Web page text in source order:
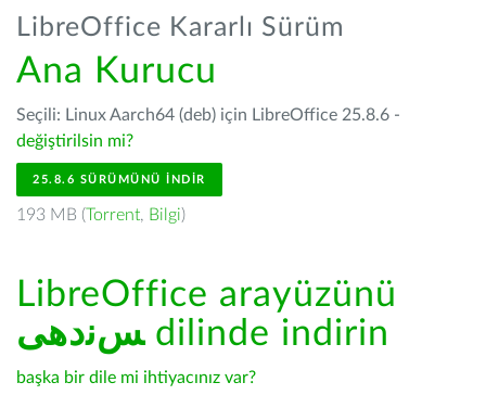
LibreOffice Kararlı Sürüm
Ana Kurucu
Seçili: Linux Aarch64 (deb) için LibreOffice 25.8.6 -
değiştirilsin mi?
25.8.6 SÜRÜMÜNÜ İNDIR
193 MB (Torrent, Bilgi)
LibreOffice arayüzünü
ﺲﻧﺩھیdilinde indirin
başka bir dile mi ihtiyacınız var?